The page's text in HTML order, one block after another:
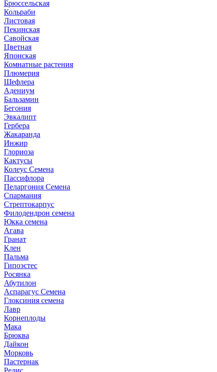
Брюссельская
Кольраби
Листовая
Пекинская
Савойская
Цветная
Японская
Комнатные растения
Плюмерия
Шефлера
Адениум
Бальзамин
Бегония
Эвкалипт
Гербера
Жакаранда
Инжир
Глориоза
Кактусы
Колеус Семена
Пассифлора
Пеларгония Семена
Спармания
Стрептокарпус
Филодендрон семена
Юкка семена
Агава
Гранат
Клен
Пальма
Гипоэстес
Росянка
Абутилон
Аспарагус Семена
Глоксиния семена
Лавр
Корнеплоды
Мака
Брюква
Дайкон
Морковь
Пастернак
Редис